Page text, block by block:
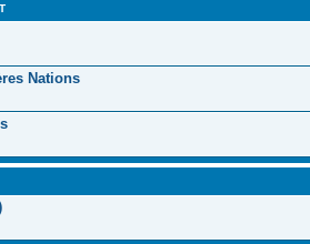
Nations